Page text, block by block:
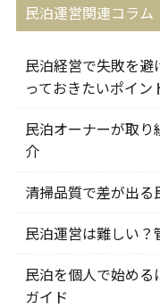
民泊運営関連コラム
民泊経営で失敗を
っておきたいポイン
民泊オーナーが取
介
清掃品質で差が出
民泊運営は難しい
民泊を個人で始め
ガイド